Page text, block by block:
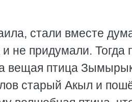
стали вместе
не придумали. Тогда
вещая птица
старый Акыл и